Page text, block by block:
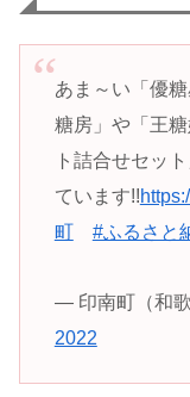
あま～い「優
糖房」や「王
ト詰合せセッ
ています!!
町
#ふるさと
— 印南町（和
2022